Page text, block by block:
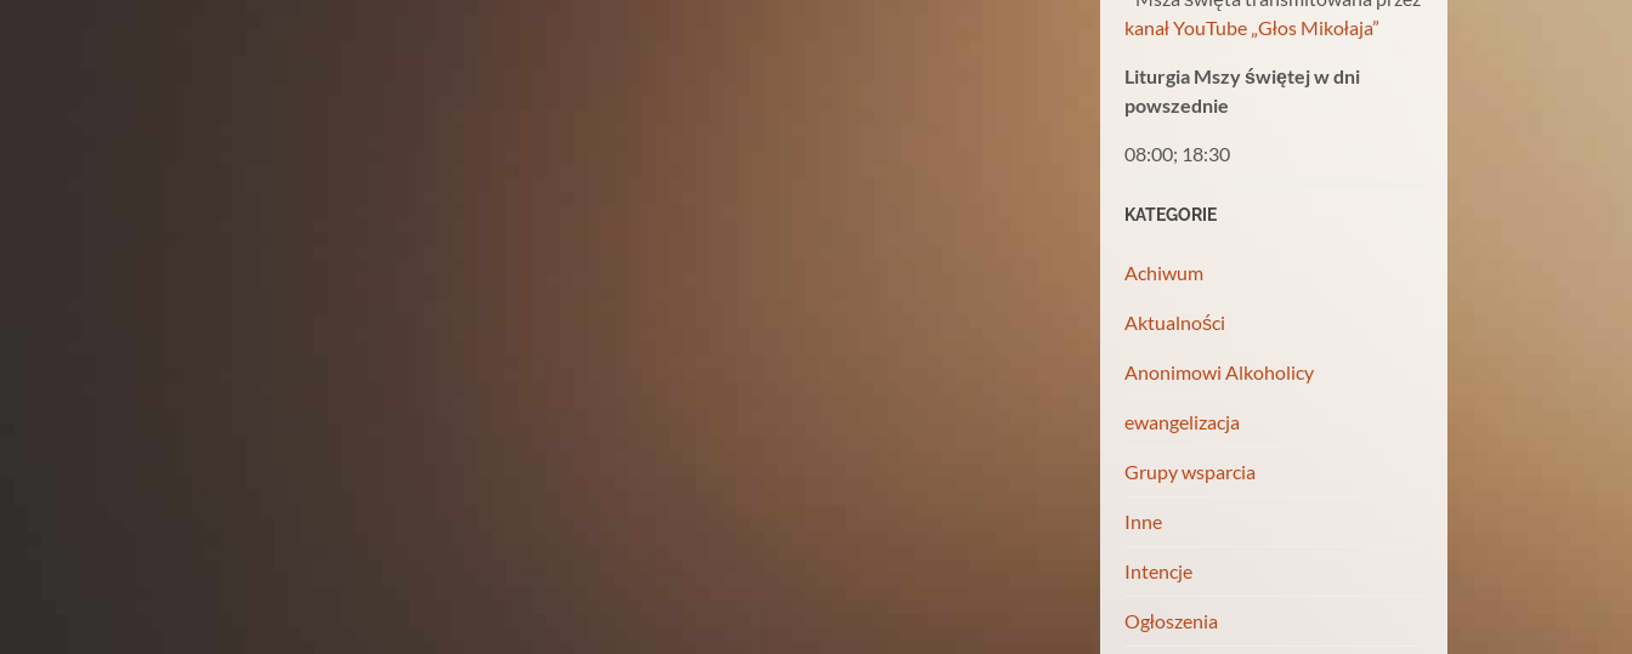
kanał YouTube „Głos Mikołaja”
Liturgia Mszy świętej w dni
powszednie
08:00; 18:30
KATEGORIE
Achiwum
Aktualności
Anonimowi Alkoholicy
ewangelizacja
Grupy wsparcia
Inne
Intencje
Ogłoszenia